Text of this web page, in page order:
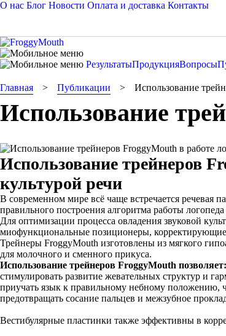
О нас Блог Новости Оплата и доставка Контакты
РезультатыПродукцияВопросы
Главная Публикации Использование
Использование
Использование трейнеров
культурой речи
В современном мире всё чаще встречается речевая
правильного построения алгоритма работы
Для оптимизации процесса овладения звуковой
миофункциональные позиционеры,
Трейнеры FroggyMouth изготовлены из мягкого
для молочного и сменного прикуса.
Использование трейнеров FroggyMouth позволяет:
стимулировать развитие жевательных структур и
приучать язык к правильному небному положению,
предотвращать сосание пальцев и межзубное
Вестибулярные пластинки также эффективны в